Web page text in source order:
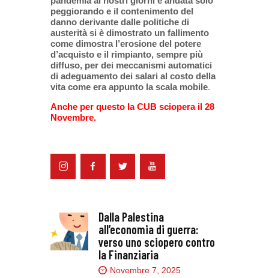
peggiorando e il contenimento del
danno derivante dalle politiche di
austerità si è dimostrato un fallimento
come dimostra l’erosione del potere
d’acquisto e il rimpianto, sempre più
diffuso, per dei meccanismi automatici
di adeguamento dei salari al costo della
vita come era appunto la scala mobile.
Anche per questo la CUB sciopera il 28
Novembre.
Dalla Palestina
all’economia di guerra:
verso uno sciopero contro
la Finanziaria
Novembre 7, 2025